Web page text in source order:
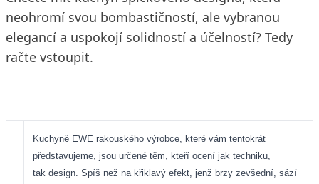
neohromí svou bombastičností, ale vybranou
elegancí a uspokojí solidností a účelností? Tedy
račte vstoupit.
Kuchyně EWE rakouského výrobce, které vám tentokrát
představujeme, jsou určené těm, kteří ocení jak techniku,
tak design. Spíš než na křiklavý efekt, jenž brzy zevšední, sází